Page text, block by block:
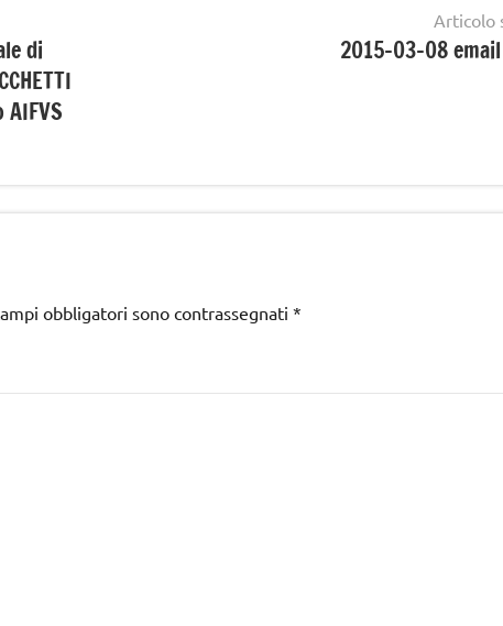
di
Articolo
2015-03-08
obbligatori sono contrassegnati *